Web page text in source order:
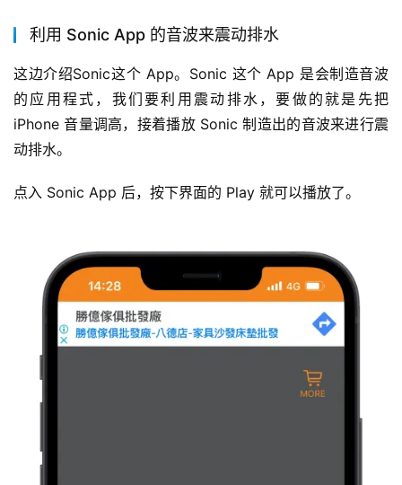
利用 Sonic App 的音波来震动排水
这边介绍Sonic这个 App。Sonic 这个 App 是会制造音波
的应用程式，我们要利用震动排水，要做的就是先把
iPhone 音量调高，接着播放 Sonic 制造出的音波来进行震
动排水。
点入 Sonic App 后，按下界面的 Play 就可以播放了。